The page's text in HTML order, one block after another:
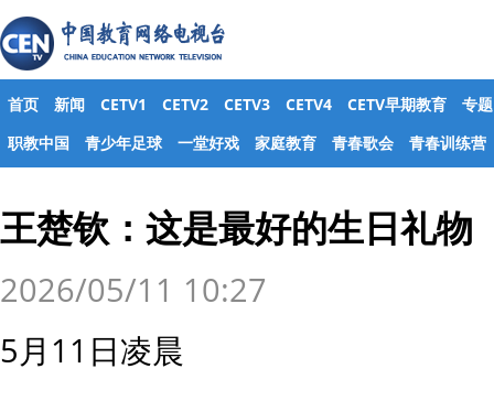
首页 新闻 CETV1 CETV2 CETV3 CETV4 CETV早期教育
专题
职教中国
青少年足球 一堂好戏 家庭教育 青春歌会 青春训练营
王楚钦：这是最好的生日礼物
2026/05/11 10:27
5月11日凌晨